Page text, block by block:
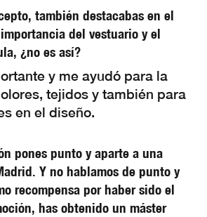
también destacabas en el
del vestuario y el
¿no es así?
y me ayudó para la
tejidos y también para
en el diseño.
pones punto y aparte a una
Y no hablamos de punto y
recompensa por haber sido el
has obtenido un máster